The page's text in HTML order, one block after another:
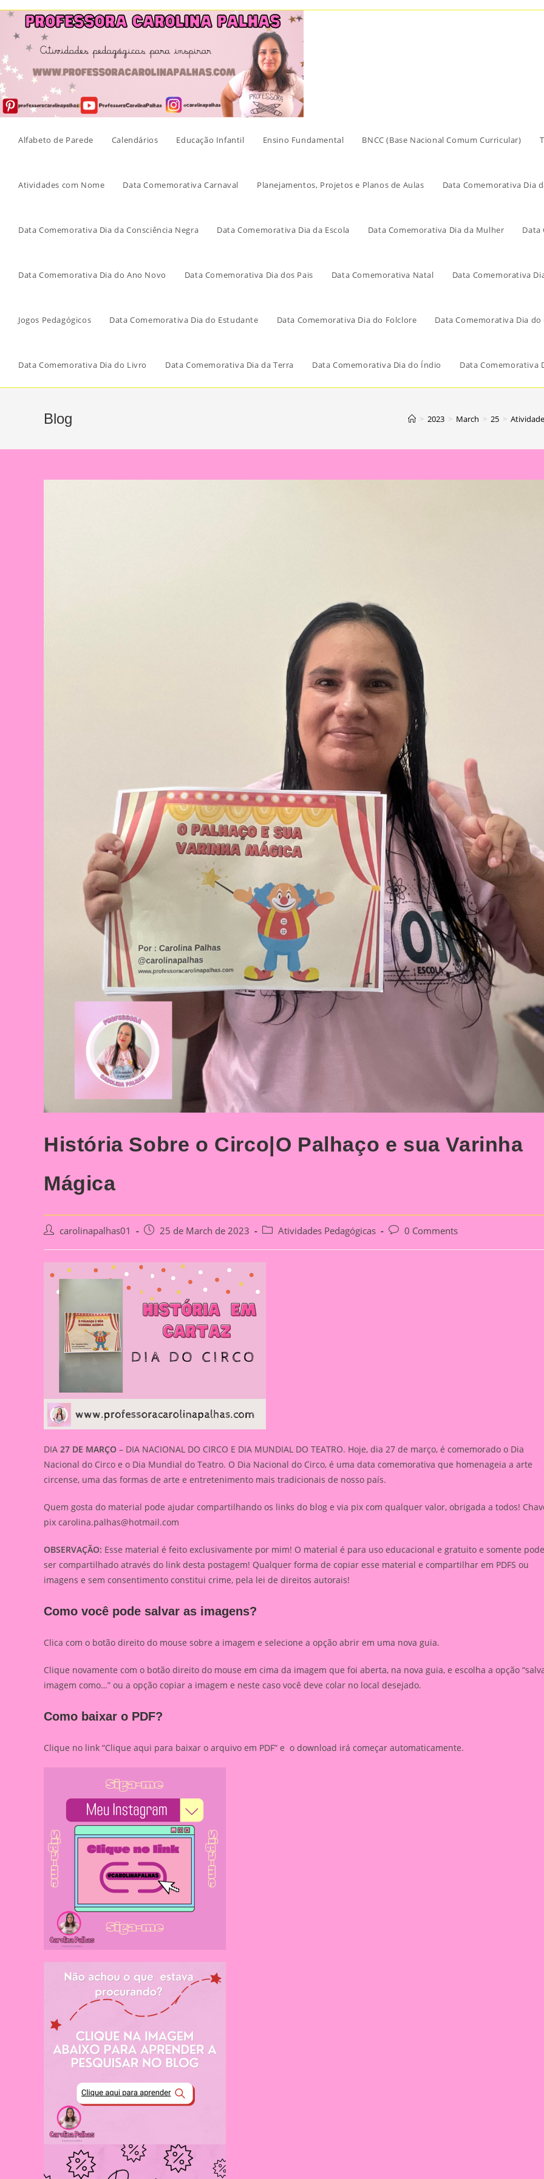
Skip
content
Alfabeto de Parede Calendários Educação Infantil Ensino Fundamental BNCC (Base Nacional Comum Curricular)
Atividades com Nome Data Comemorativa Carnaval Planejamentos, Projetos e Planos de Aulas Data Comemorativa Dia
Data Comemorativa Dia da Consciência Negra Data Comemorativa Dia da Escola Data Comemorativa Dia da Mulher Data
Data Comemorativa Dia do Ano Novo Data Comemorativa Dia dos Pais Data Comemorativa Natal Data Comemorativa
Jogos Pedagógicos Data Comemorativa Dia do Estudante Data Comemorativa Dia do Folclore Data Comemorativa Dia do
Data Comemorativa Dia do Livro Data Comemorativa Dia da Terra Data Comemorativa Dia do Índio Data Comemorativa
Blog > 2023 > March > 25 >
História Sobre o Circo|O Palhaço e sua Varinha
Mágica
Post carolinapalhas01
Post 25 de March de 2023
PostAtividades Pedagógicas
Post0 Comments
DIA 27 DE MARÇO – DIA NACIONAL DO CIRCO E DIA MUNDIAL DO TEATRO. Hoje, dia 27 de março, é comemorado o Dia
Nacional do Circo e o Dia Mundial do Teatro. O Dia Nacional do Circo, é uma data comemorativa que homenageia a arte
circense, uma das formas de arte e entretenimento mais tradicionais de nosso país.
Quem gosta do material pode ajudar compartilhando os links do blog e via pix com qualquer valor, obrigada a todos!
pix carolina.palhas@hotmail.com
OBSERVAÇÃO: Esse material é feito exclusivamente por mim! O material é para uso educacional e gratuito e somente pode
ser compartilhado através do link desta postagem! Qualquer forma de copiar esse material e compartilhar em PDFS ou
imagens e sem consentimento constitui crime, pela lei de direitos autorais!
Como você pode salvar as imagens?
Clica com o botão direito do mouse sobre a imagem e selecione a opção abrir em uma nova guia.
Clique novamente com o botão direito do mouse em cima da imagem que foi aberta, na nova guia, e escolha a opção
imagem como…” ou a opção copiar a imagem e neste caso você deve colar no local desejado.
Como baixar o PDF?
Clique no link “Clique aqui para baixar o arquivo em PDF” e o download irá começar automaticamente.